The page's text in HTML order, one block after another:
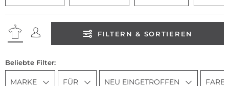
FILTERN & SORTIEREN
Beliebte Filter:
MARKE FÜR NEU EINGETROFFEN